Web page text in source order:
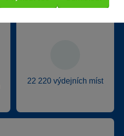
22 220 výdejních míst